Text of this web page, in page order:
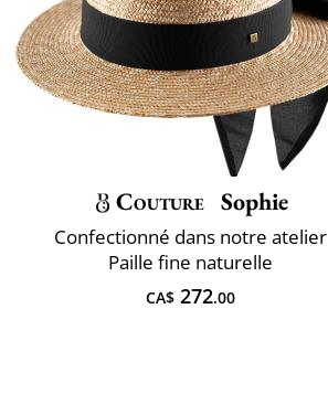
Couture Sophie
Confectionné dans notre atelier
Paille fine naturelle
CA$ 272.00